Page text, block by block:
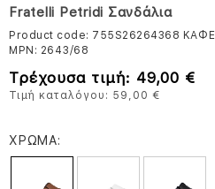
Fratelli Petridi Σανδάλια
Product code: 755S26264368 ΚΑΦΕ
MPN: 2643/68
Τρέχουσα τιμή: 49,00 €
Τιμή καταλόγου: 59,00 €
ΧΡΩΜΑ: